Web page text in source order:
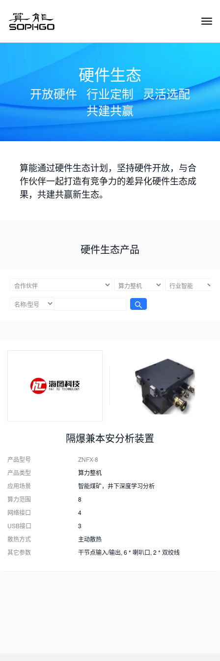
硬件生态
开放硬件 行业定制
灵活选配
共建共赢
算能通过硬件生态计划，坚持硬件开放，与合
作伙伴一起打造有竞争力的差异化硬件生态成
果，共建共赢新生态。
硬件生态产品
隔爆兼本安分析装置
产品型号
ZNFX-8
产品类型
算力整机
应用场景
智能煤矿，井下深度学习分析
算力范围
8
网络接口
4
USB接口
3
散热方式
主动散热
其它参数
干节点输入/输出, 6 * 喇叭口, 2 * 双绞线